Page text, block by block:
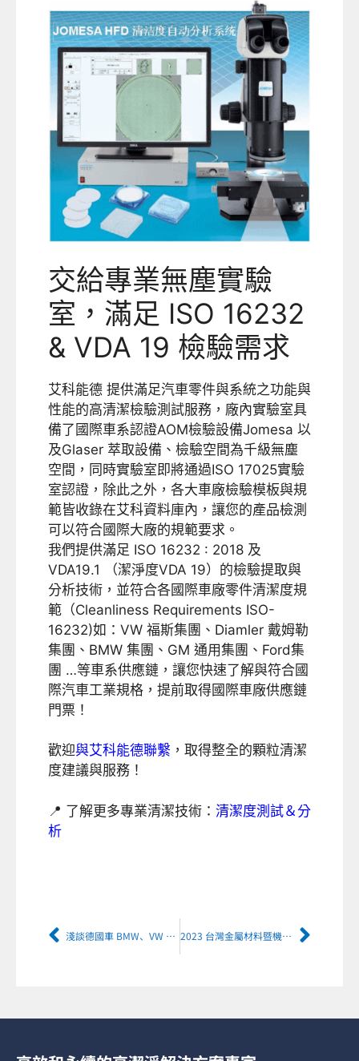
交給專業無塵實驗
室，滿足 ISO 16232
& VDA 19 檢驗需求
艾科能德 提供滿足汽車零件與系統之功能與
性能的高清潔檢驗測試服務，廠內實驗室具
備了國際車系認證AOM檢驗設備Jomesa 以
及Glaser 萃取設備、檢驗空間為千級無塵
空間，同時實驗室即將通過ISO 17025實驗
室認證，除此之外，各大車廠檢驗模板與規
範皆收錄在艾科資料庫內，讓您的產品檢測
可以符合國際大廠的規範要求。
我們提供滿足 ISO 16232 : 2018 及
VDA19.1 （潔淨度VDA 19）的檢驗提取與
分析技術，並符合各國際車廠零件清潔度規
範（Cleanliness Requirements ISO-
16232)如：VW 福斯集團、Diamler 戴姆勒
集團、BMW 集團、GM 通用集團、Ford集
團 …等車系供應鏈，讓您快速了解與符合國
際汽車工業規格，提前取得國際車廠供應鏈
門票！
歡迎與艾科能德聯繫 ，取得整全的顆粒清潔
度建議與服務！
📍 了解更多專業清潔技術： 清潔度測試＆分
析
淺談德國車 BMW、VW 等電動車零件的清潔度有多重要？ 2023 台灣金屬材料暨機密加工設備展